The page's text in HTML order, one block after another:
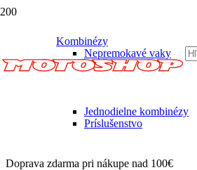
Kombinézy
Jednodielne kombinézy
Nepremokavé vaky
Príslušenstvo
Doprava zdarma pri nákupe nad 100€